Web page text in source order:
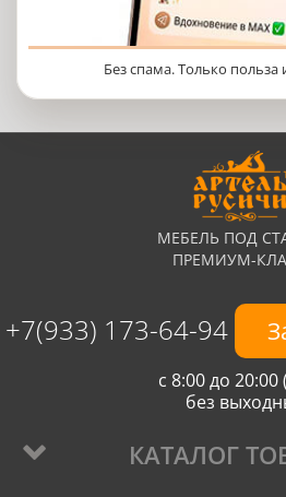
Без спама. Только польза
МЕБЕЛЬ ПОД
ПРЕМИУМ-
+7(933) 173-64-94
с 8:00 до
без
КАТАЛОГ